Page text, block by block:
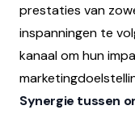
prestaties van
inspanningen te
kanaal om hun
Synergie tussen